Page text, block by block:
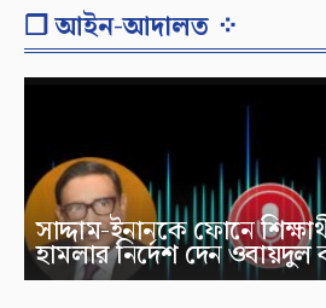
❐ আইন-আদালত ⁘
সাদ্দাম-ইনানকে ফোনে
হামলার নির্দেশ দেন ওবায়দুল